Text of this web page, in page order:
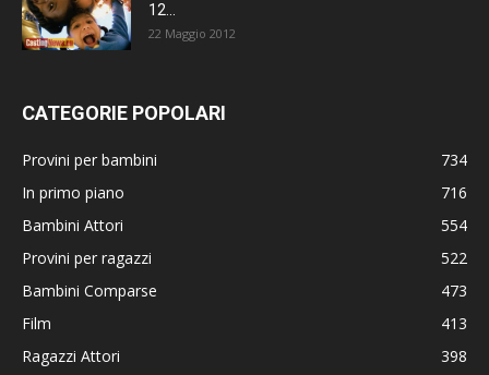
12...
22 Maggio 2012
CATEGORIE POPOLARI
Provini per bambini
734
In primo piano
716
Bambini Attori
554
Provini per ragazzi
522
Bambini Comparse
473
Film
413
Ragazzi Attori
398